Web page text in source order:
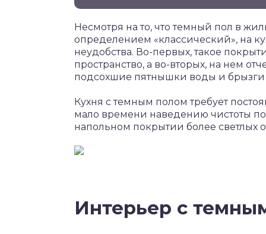
Несмотря на то, что темный пол в
определением «классический», на
неудобства. Во-первых, такое
пространство, а во-вторых, на нем
подсохшие пятнышки воды и брызги
Кухня с темным полом требует
мало времени наведению чистоты
напольном покрытии более светлых
Интерьер с